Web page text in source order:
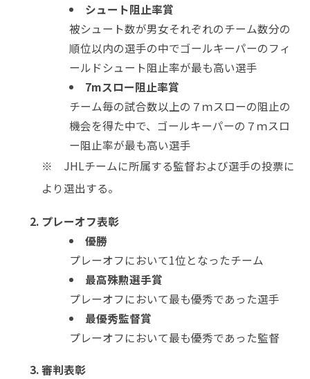
シュート阻止率賞
被シュート数が男女それぞれのチーム数分の
順位以内の選手の中でゴールキーパーのフィ
ールドシュート阻止率が最も高い選手
7mスロー阻止率賞
チーム毎の試合数以上の７ｍスローの阻止の
機会を得た中で、ゴールキーパーの７ｍスロ
ー阻止率が最も高い選手
※ JHLチームに所属する監督および選手の投票に
より選出する。
プレーオフ表彰
優勝
プレーオフにおいて1位となったチーム
最高殊勲選手賞
プレーオフにおいて最も優秀であった選手
最優秀監督賞
プレーオフにおいて最も優秀であった監督
審判表彰